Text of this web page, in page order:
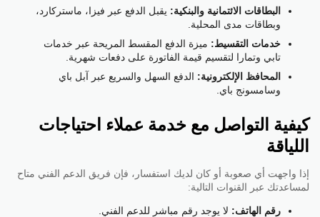
البطاقات الائتمانية والبنكية: يقبل الدفع عبر فيزا، ماستركارد،
وبطاقات مدى المحلية.
خدمات التقسيط: ميزة الدفع المقسط المريحة عبر خدمات
تابي وتمارا لتقسيم قيمة الفاتورة على دفعات شهرية.
المحافظ الإلكترونية: الدفع السهل والسريع عبر آبل باي
وسامسونج باي.
كيفية التواصل مع خدمة عملاء احتياجات
اللياقة
إذا واجهت أي صعوبة أو كان لديك استفسار، فإن فريق الدعم الفني متاح
لمساعدتك عبر القنوات التالية:
رقم الهاتف: لا يوجد رقم مباشر للدعم الفني.